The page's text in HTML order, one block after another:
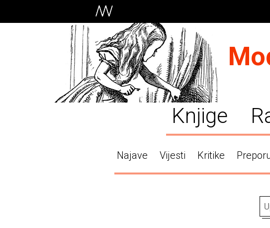
Knjige
Najave Vijesti Kritike